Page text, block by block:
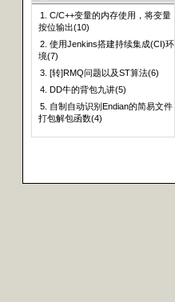
1. C/C++变量的内存使用，将变量
按位输出(10)
2. 使用Jenkins搭建持续集成(CI)环
境(7)
3. [转]RMQ问题以及ST算法(6)
4. DD牛的背包九讲(5)
5. 自制自动识别Endian的简易文件
打包解包函数(4)